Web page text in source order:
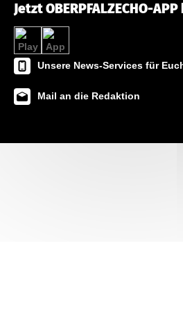
Jetzt OBERPFALZECHO-
Unsere News-Services für
Mail an die Redaktion